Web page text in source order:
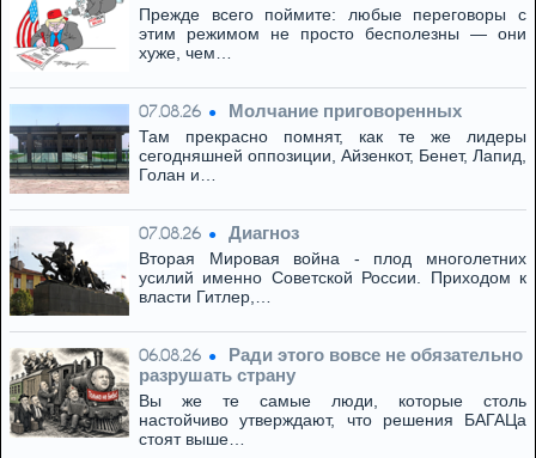
Прежде всего поймите: любые переговоры с
этим режимом не просто бесполезны — они
хуже, чем…
07.08.26 Молчание приговоренных
Там прекрасно помнят, как те же лидеры
сегодняшней оппозиции, Айзенкот, Бенет, Лапид,
Голан и…
07.08.26 Диагноз
Вторая Мировая война - плод многолетних
усилий именно Советской России. Приходом к
власти Гитлер,…
06.08.26
Ради этого вовсе не обязательно
разрушать страну
Вы же те самые люди, которые столь
настойчиво утверждают, что решения БАГАЦа
стоят выше…